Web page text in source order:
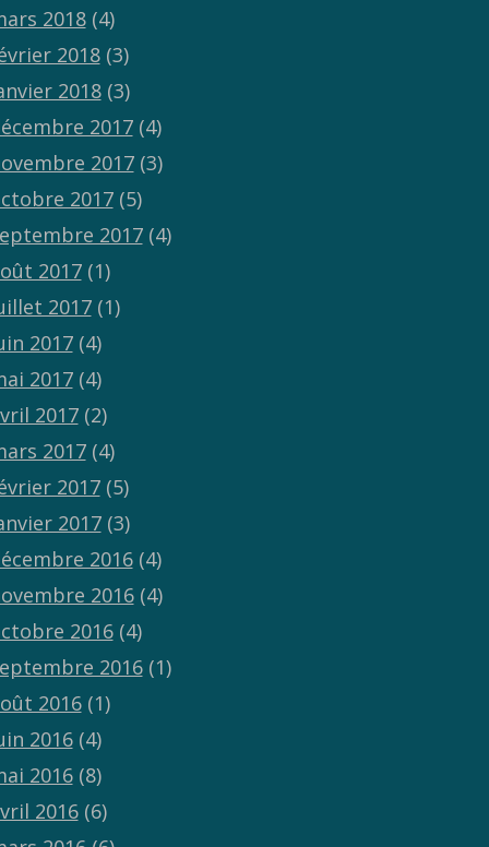
2018(4)
2018(3)
2018(3)
2017(4)
2017(3)
2017(5)
2017(4)
2017(1)
2017(1)
2017(4)
2017(4)
2017(2)
2017(4)
2017(5)
2017(3)
2016(4)
2016(4)
2016(4)
2016(1)
2016(1)
2016(4)
2016(8)
2016(6)